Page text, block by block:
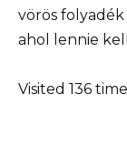
vörös
ahol lennie
Visited 136